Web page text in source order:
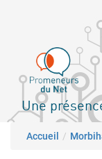
principal
Une
Fil
Accueil